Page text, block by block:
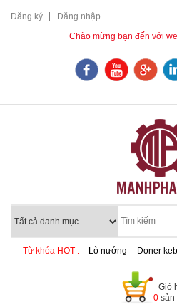
Đăng ký
Đăng nhập
Chào mừng bạn đến với
Từ khóa HOT : Lò nướng Doner
Giỏ
0 sản